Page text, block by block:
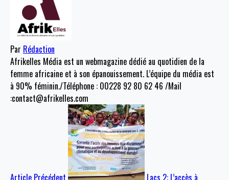
Par Rédaction
Afrikelles Média est un webmagazine dédié au quotidien de la
femme africaine et à son épanouissement. L’équipe du média est
à 90% féminin./Téléphone : 00228 92 80 62 46 /Mail
:contact@afrikelles.com
Article Précédent
Lacs 2: L’accès à